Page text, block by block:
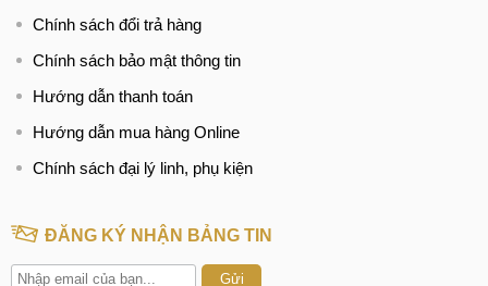
Chính sách đổi trả hàng
Chính sách bảo mật thông tin
Hướng dẫn thanh toán
Hướng dẫn mua hàng Online
Chính sách đại lý linh, phụ kiện
ĐĂNG KÝ NHẬN BẢNG TIN
Gửi